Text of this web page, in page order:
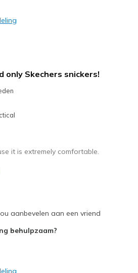
only Skechers snickers!
it is extremely comfortable.
aanbevelen aan een vriend
behulpzaam?